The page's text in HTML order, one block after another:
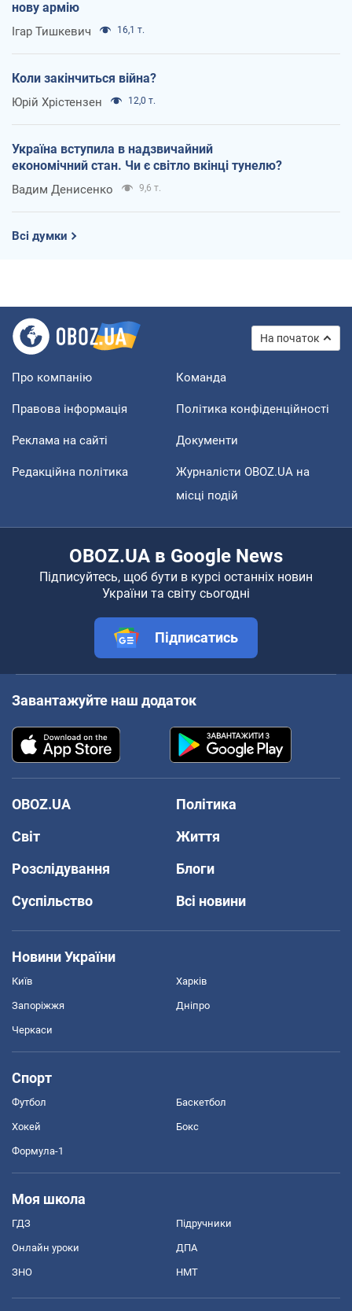
нову армію
Ігар Тишкевич 16,1 т.
Коли закінчиться війна?
Юрій Хрістензен 12,0 т.
Україна вступила в надзвичайний
економічний стан. Чи є світло вкінці тунелю?
Вадим Денисенко 9,6 т.
Всі думки
На початок
Про компанію Команда
Правова інформація Політика конфіденційності
Реклама на сайті Документи
Редакційна політика
Журналісти OBOZ.UA на
місці подій
OBOZ.UA в Google News
Підписуйтесь, щоб бути в курсі останніх новин
України та світу сьогодні
Підписатись
Завантажуйте наш додаток
OBOZ.UA
Політика
Світ
Життя
Розслідування
Блоги
Суспільство
Всі новини
Новини України
Київ Харків
Запоріжжя Дніпро
Черкаси
Спорт
Футбол Баскетбол
Хокей Бокс
Формула-1
Моя школа
ГДЗ Підручники
Онлайн уроки ДПА
ЗНО НМТ